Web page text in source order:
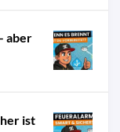
aber
ist